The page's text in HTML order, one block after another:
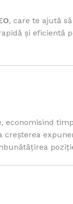
, care te ajută
și
economisind
creșterea